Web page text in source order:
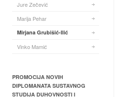
Jure Zečević
Marija Pehar
Mirjana Grubišić-Ilić
Vinko Mamić
PROMOCIJA NOVIH
DIPLOMANATA SUSTAVNOG
STUDIJA DUHOVNOSTI I